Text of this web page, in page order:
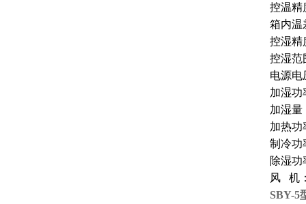
控温精
箱内温
控湿精
控湿范
电源电
加湿功
加湿量
加热功
制冷功
除湿功
风
机
SBY-5